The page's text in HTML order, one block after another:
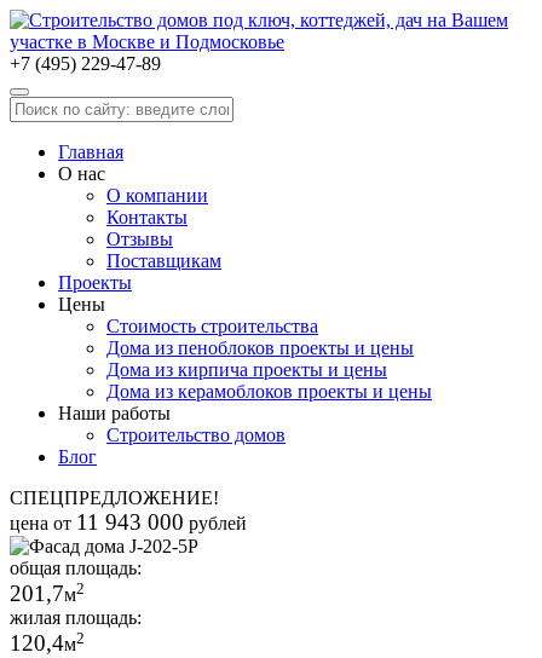
+7 (495) 229-47-89
Главная
О нас
О компании
Контакты
Отзывы
Поставщикам
Проекты
Цены
Стоимость строительства
Дома из пеноблоков проекты и цены
Дома из кирпича проекты и цены
Дома из керамоблоков проекты и цены
Наши работы
Строительство домов
Блог
СПЕЦПРЕДЛОЖЕНИЕ!
цена от 11 943 000 рублей
общая площадь:
201,7м2
жилая площадь:
120,4м2